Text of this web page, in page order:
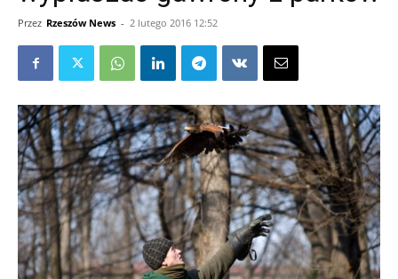
Przez Rzeszów News - 2 lutego 2016 12:52